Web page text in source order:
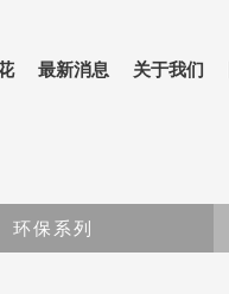
最新消息 关于我们
环保系列